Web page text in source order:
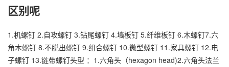
区别呢
1.机螺钉 2.自攻螺钉 3.钻尾螺钉 4.墙板钉 5.纤维板钉 6.木螺钉7.六
角木螺钉 8.不脱出螺钉 9.组合螺钉 10.微型螺钉 11.家具螺钉 12.电
子螺钉 13.链带螺钉头型 ：1.六角头（hexagon head)2.六角头法兰